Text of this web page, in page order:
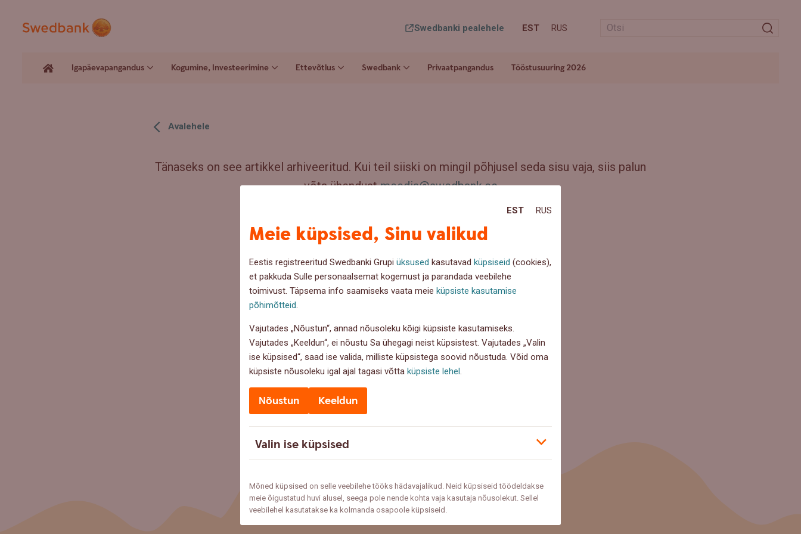
EST RUS
Meie küpsised, Sinu valikud
Eestis registreeritud Swedbanki Grupiüksused kasutavadküpsiseid (cookies),
et pakkuda Sulle personaalsemat kogemust ja parandada veebilehe
toimivust. Täpsema info saamiseks vaata meieküpsiste kasutamise
põhimõtteid.
Vajutades „Nõustun“, annad nõusoleku kõigi küpsiste kasutamiseks.
Vajutades „Keeldun“, ei nõustu Sa ühegagi neist küpsistest. Vajutades „Valin
ise küpsised“, saad ise valida, milliste küpsistega soovid nõustuda. Võid oma
küpsiste nõusoleku igal ajal tagasi võttaküpsiste lehel.
Nõustun Keeldun
Valin ise küpsised
Mõned küpsised on selle veebilehe tööks hädavajalikud. Neid küpsiseid töödeldakse
meie õigustatud huvi alusel, seega pole nende kohta vaja kasutaja nõusolekut. Sellel
veebilehel kasutatakse ka kolmanda osapoole küpsiseid.
Swedbanki pealehele EST RUS
Igapäevapangandus Kogumine, Investeerimine Ettevõtlus Swedbank Privaatpangandus Tööstusuuring 2026
Avalehele
Tänaseks on see artikkel arhiveeritud. Kui teil siiski on mingil põhjusel seda sisu vaja, siis palun
võta ühendustmeedia@swedbank.ee